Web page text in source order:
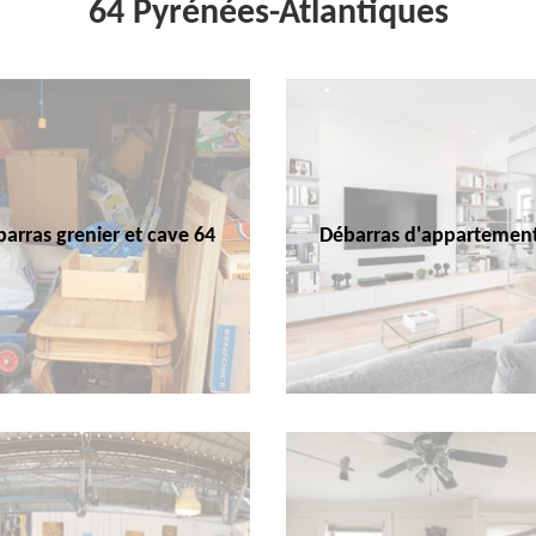
64 Pyrénées-Atlantiques
grenier et cave 64 Débarras